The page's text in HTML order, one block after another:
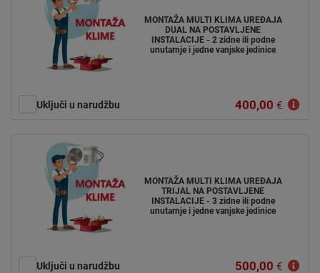
MONTAŽA MULTI KLIMA UREĐAJA
DUAL NA POSTAVLJENE
INSTALACIJE - 2 zidne ili podne
unutarnje i jedne vanjske jedinice
Uključi u narudžbu 400,00 €
MONTAŽA MULTI KLIMA UREĐAJA
TRIJAL NA POSTAVLJENE
INSTALACIJE - 3 zidne ili podne
unutarnje i jedne vanjske jedinice
Uključi u narudžbu 500,00 €